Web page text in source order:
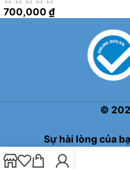
700,000 ₫
©
Sự hài lòng của